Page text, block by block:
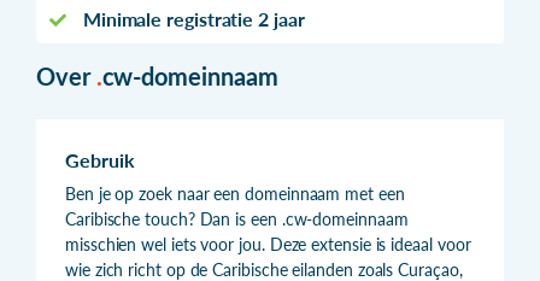
Minimale registratie 2 jaar
Over .cw-domeinnaam
Gebruik
Ben je op zoek naar een domeinnaam met een
Caribische touch? Dan is een .cw-domeinnaam
misschien wel iets voor jou. Deze extensie is ideaal voor
wie zich richt op de Caribische eilanden zoals Curaçao,